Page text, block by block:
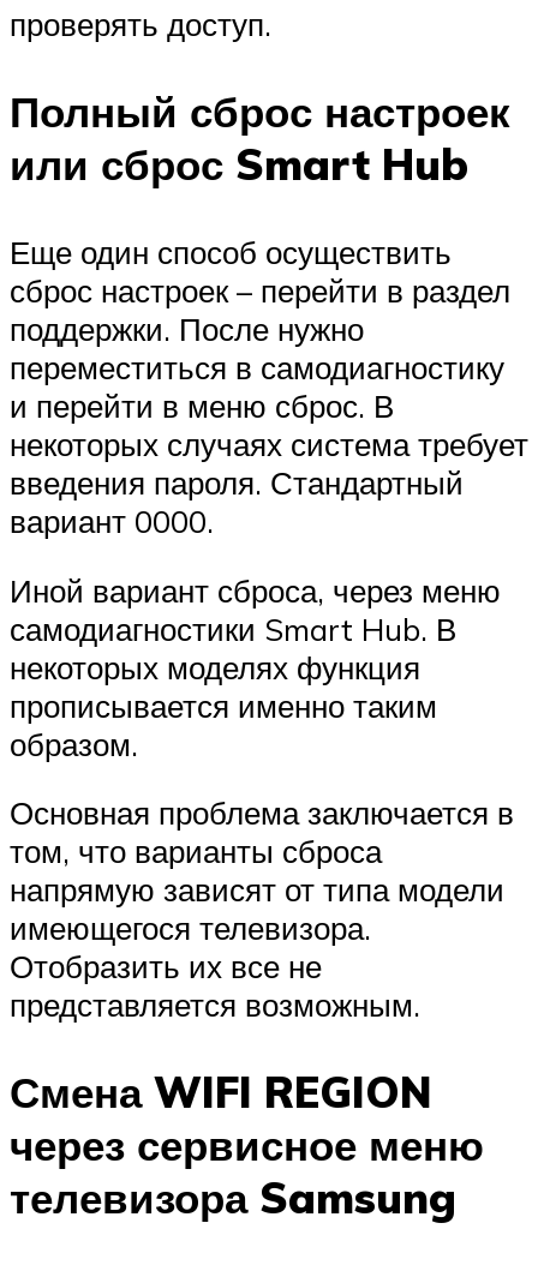
проверять доступ.
Полный сброс настроек
или сброс Smart Hub
Еще один способ осуществить
сброс настроек – перейти в раздел
поддержки. После нужно
переместиться в самодиагностику
и перейти в меню сброс. В
некоторых случаях система требует
введения пароля. Стандартный
вариант 0000.
Иной вариант сброса, через меню
самодиагностики Smart Hub. В
некоторых моделях функция
прописывается именно таким
образом.
Основная проблема заключается в
том, что варианты сброса
напрямую зависят от типа модели
имеющегося телевизора.
Отобразить их все не
представляется возможным.
Смена WIFI REGION
через сервисное меню
телевизора Samsung